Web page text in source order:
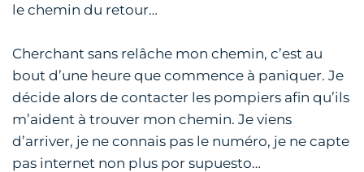
le chemin du retour…
Cherchant sans relâche mon chemin, c’est au
bout d’une heure que commence à paniquer. Je
décide alors de contacter les pompiers afin qu’ils
m’aident à trouver mon chemin. Je viens
d’arriver, je ne connais pas le numéro, je ne capte
pas internet non plus por supuesto…